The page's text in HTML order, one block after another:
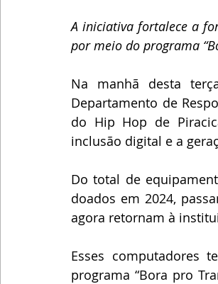
A iniciativa fortalece a
por meio do programa
Na manhã desta
Departamento de
do Hip Hop de
inclusão digital e a
Do total de
doados em 2024,
agora retornam à
Esses computadores
programa “Bora pro